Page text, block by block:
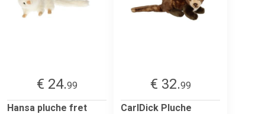
€ 24.99
Hansa pluche fret
€ 32.99
CarlDick Pluche